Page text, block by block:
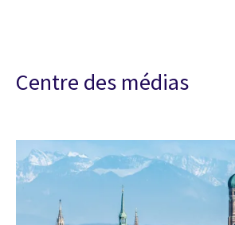
Centre des médias